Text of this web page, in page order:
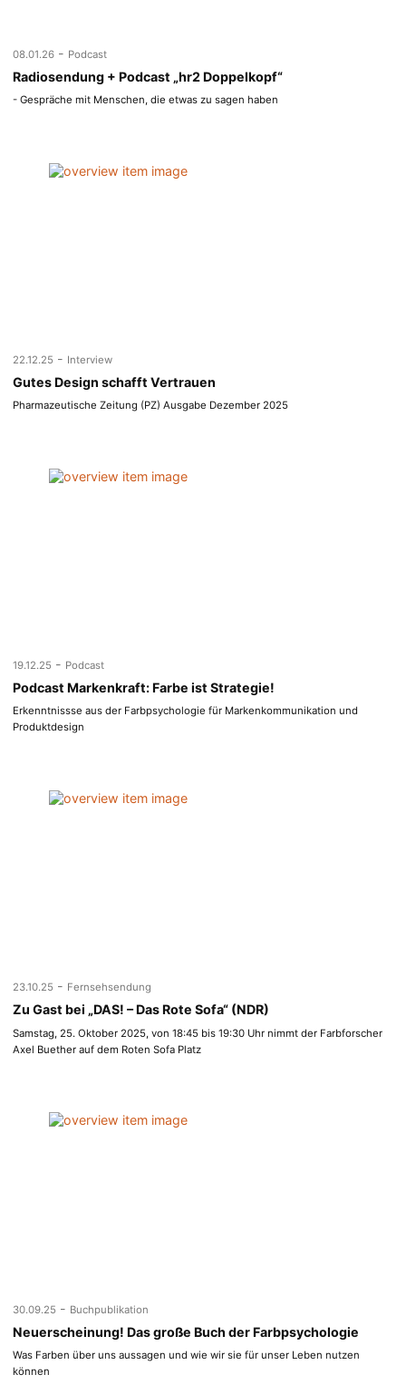
08.01.26 - Podcast
Radiosendung + Podcast „hr2 Doppelkopf“
- Gespräche mit Menschen, die etwas zu sagen haben
22.12.25 - Interview
Gutes Design schafft Vertrauen
Pharmazeutische Zeitung (PZ) Ausgabe Dezember 2025
19.12.25 - Podcast
Podcast Markenkraft: Farbe ist Strategie!
Erkenntnissse aus der Farbpsychologie für Markenkommunikation und
Produktdesign
23.10.25 - Fernsehsendung
Zu Gast bei „DAS! – Das Rote Sofa“ (NDR)
Samstag, 25. Oktober 2025, von 18:45 bis 19:30 Uhr nimmt der Farbforscher
Axel Buether auf dem Roten Sofa Platz
30.09.25 - Buchpublikation
Neuerscheinung! Das große Buch der Farbpsychologie
Was Farben über uns aussagen und wie wir sie für unser Leben nutzen
können